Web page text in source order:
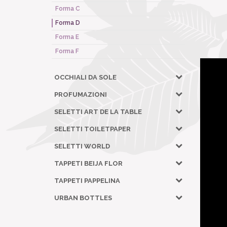
Forma C
Forma D
Forma E
Forma F
OCCHIALI DA SOLE
PROFUMAZIONI
SELETTI ART DE LA TABLE
SELETTI TOILETPAPER
SELETTI WORLD
TAPPETI BEIJA FLOR
TAPPETI PAPPELINA
URBAN BOTTLES